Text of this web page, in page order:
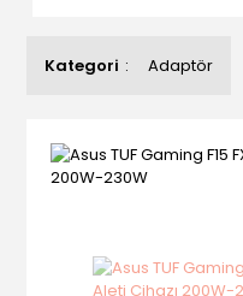
Kategori Adaptör